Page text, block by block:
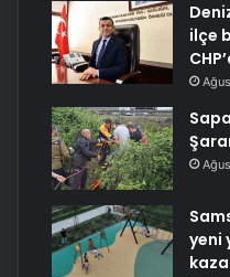
ilçe
yeni